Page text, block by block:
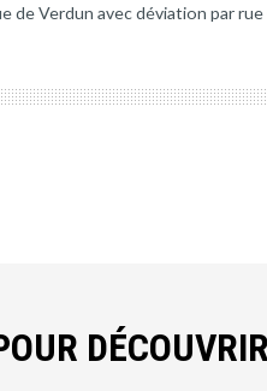
Verdun avec déviation par